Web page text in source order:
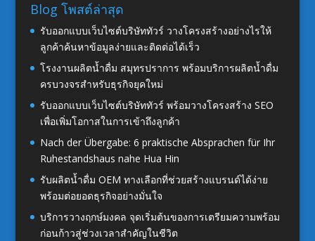
Blog โพสต์ล่าสุด
รับออกแบบเว็บไซต์บริษัททัวร์ วางโครงสร้างอย่างไรให้
ลูกค้าค้นหาข้อมูลง่ายและติดต่อได้เร็ว
โรงงานผลิตน้ำดื่ม สมุทรปราการ พร้อมบริการผลิตน้ำดื่ม
ครบวงจรสำหรับธุรกิจยุคใหม่
รับออกแบบเว็บไซต์บริษัททัวร์ พร้อมวางโครงสร้าง SEO
เพื่อเพิ่มโอกาสในการเข้าถึงลูกค้า
Nach der Übergabe: 6 praktische Absprachen für Ihr
Ruhestandshaus nahe Hua Hin
รับผลิตน้ำดื่ม OEM ทางเลือกที่ช่วยสร้างแบรนด์ได้ง่าย
พร้อมต่อยอดธุรกิจอย่างมั่นใจ
บริการวางฤกษ์มงคล จุดเริ่มต้นของการเตรียมความพร้อม
ก่อนก้าวสู่ช่วงเวลาสำคัญในชีวิต